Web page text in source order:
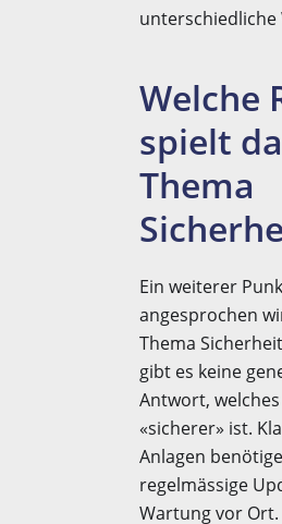
unterschiedliche
Welche
spielt
Thema
Ein weiterer
angesprochen
Thema
gibt es keine
Antwort,
«sicherer» ist.
Anlagen
regelmässige
Wartung vor Ort.